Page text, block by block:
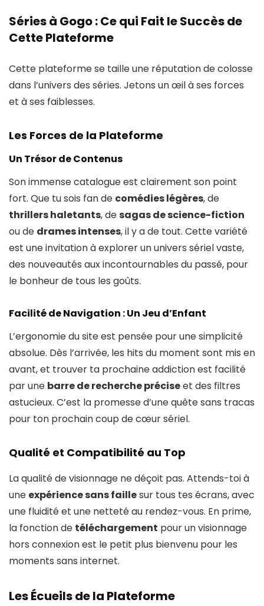
Séries à Gogo : Ce qui Fait le Succès de
Cette Plateforme
Cette plateforme se taille une réputation de colosse
dans l’univers des séries. Jetons un œil à ses forces
et à ses faiblesses.
Les Forces de la Plateforme
Un Trésor de Contenus
Son immense catalogue est clairement son point
fort. Que tu sois fan de comédies légères, de
thrillers haletants, desagas de science-fiction
ou de drames intenses, il y a de tout. Cette variété
est une invitation à explorer un univers sériel vaste,
des nouveautés aux incontournables du passé, pour
le bonheur de tous les goûts.
Facilité de Navigation : Un Jeu d’Enfant
L’ergonomie du site est pensée pour une simplicité
absolue. Dès l’arrivée, les hits du moment sont mis en
avant, et trouver ta prochaine addiction est facilité
par une barre de recherche préciseet des filtres
astucieux. C’est la promesse d’une quête sans tracas
pour ton prochain coup de cœur sériel.
Qualité et Compatibilité au Top
La qualité de visionnage ne déçoit pas. Attends-toi à
une expérience sans faillesur tous tes écrans, avec
une fluidité et une netteté au rendez-vous. En prime,
la fonction de téléchargement pour un visionnage
hors connexion est le petit plus bienvenu pour les
moments sans internet.
Les Écueils de la Plateforme